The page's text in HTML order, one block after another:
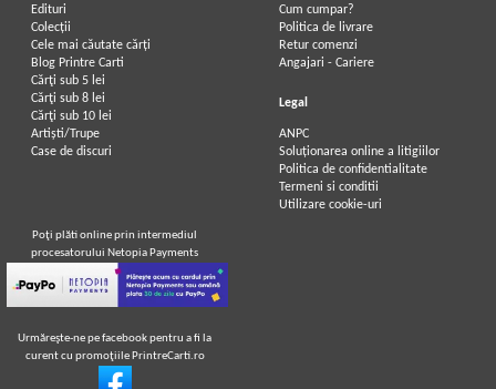
Edituri
Colecții
Cele mai căutate cărți
Blog Printre Carti
Cărţi sub 5 lei
Cărţi sub 8 lei
Cărţi sub 10 lei
Artiști/Trupe
Case de discuri
Cum cumpar?
Politica de livrare
Retur comenzi
Angajari - Cariere
Legal
ANPC
Soluționarea online a litigiilor
Politica de confidentialitate
Termeni si conditii
Utilizare cookie-uri
Poţi plăti online prin intermediul
procesatorului Netopia Payments
Urmăreşte-ne pe facebook pentru a fi la
curent cu promoţiile PrintreCarti.ro